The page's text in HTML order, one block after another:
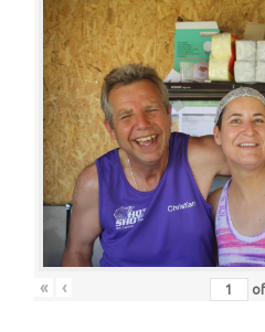
« ‹ of